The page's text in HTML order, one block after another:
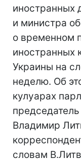
иностранных
и министра
о временном
иностранных
Украины на
неделю. Об
кулуарах
Владимир
словам